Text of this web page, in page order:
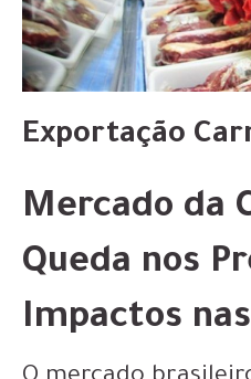
Exportação
Mercado da
Queda nos
Impactos